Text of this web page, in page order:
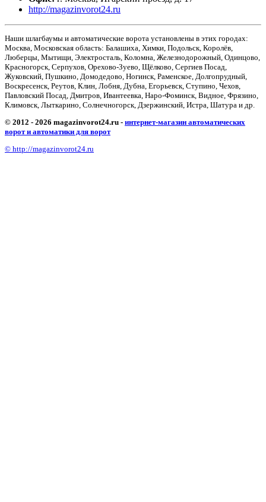
http://magazinvorot24.ru
Наши шлагбаумы и автоматические ворота установлены в этих городах:
Москва, Московская область: Балашиха, Химки, Подольск, Королёв,
Люберцы, Мытищи, Электросталь, Коломна, Железнодорожный, Одинцово,
Красногорск, Серпухов, Орехово-Зуево, Щёлково, Сергиев Посад,
Жуковский, Пушкино, Домодедово, Ногинск, Раменское, Долгопрудный,
Воскресенск, Реутов, Клин, Лобня, Дубна, Егорьевск, Ступино, Чехов,
Павловский Посад, Дмитров, Ивантеевка, Наро-Фоминск, Видное, Фрязино,
Климовск, Лыткарино, Солнечногорск, Дзержинский, Истра, Шатура и др.
© 2012 - 2026 magazinvorot24.ru - интернет-магазин автоматических
ворот и автоматики для ворот
© http://magazinvorot24.ru